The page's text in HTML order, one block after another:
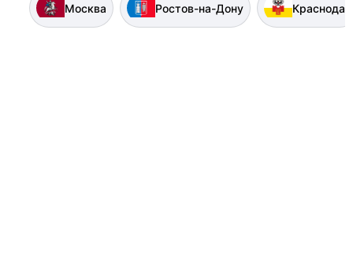
Москва Ростов-на-Дону Краснодар